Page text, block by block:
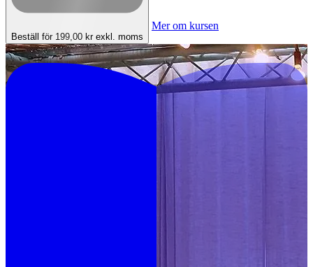
Beställ för 199,00 kr exkl. moms
Mer om kursen